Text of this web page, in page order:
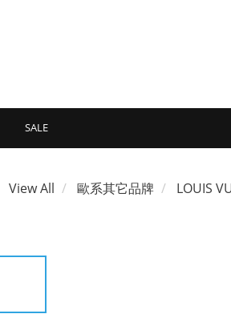
SALE
View All 歐系其它品牌 LOUIS